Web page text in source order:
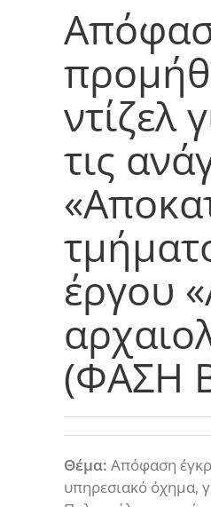
ντίζελ
τις
έργου
(ΦΑΣΗ
Θέμα: Απόφαση
υπηρεσιακό όχημα,